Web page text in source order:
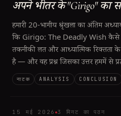
अपने भीतर के "Girigo" का
हमारी 20-भागीय श्रृंखला का अंतिम
कि Girigo: The Deadly Wish कैसे
तकनीकी लत और आध्यात्मिक रिक्तता के
है — और वह प्रश्न जिसका उत्तर हममें से
नाटक ANALYSIS CONCLUSION
15 मई 2026 3 मिनट का पठन